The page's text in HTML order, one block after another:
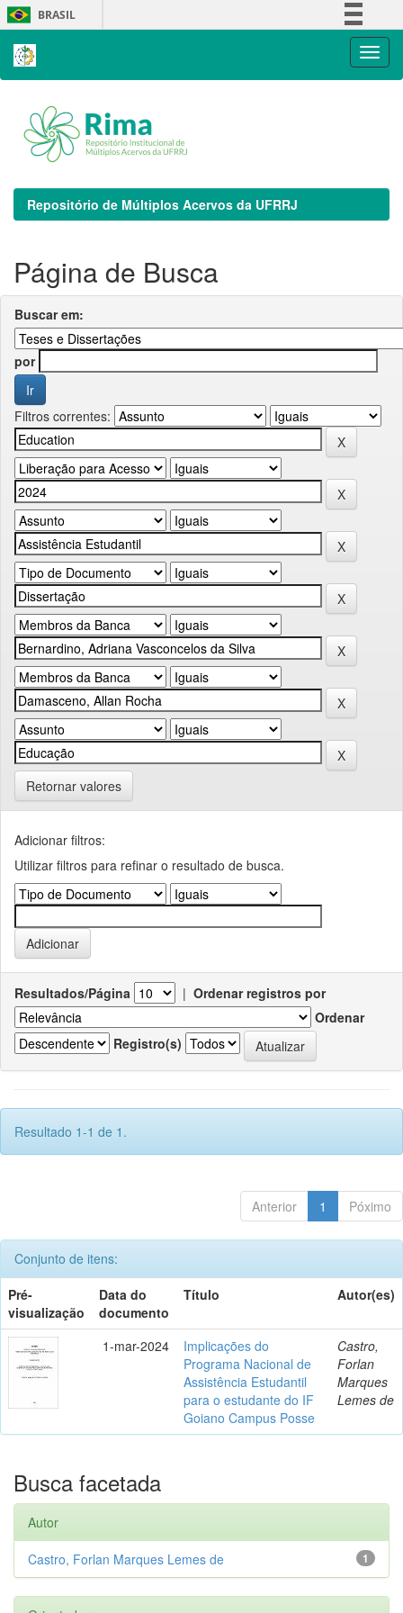
Skip
navigation
BRASIL
Repositório de Múltiplos Acervos da UFRRJ
Página de Busca
Buscar em:
por
Filtros correntes:
Retornar valores
Adicionar filtros:
Utilizar filtros para refinar o resultado de busca.
Resultados/Página | Ordenar registros por
Ordenar
Registro(s)
Resultado 1-1 de 1.
Anterior 1 Póximo
Conjunto de itens:
Pré-
visualização
Data do
documento
Título Autor(es)
1-mar-2024
Implicações do
Programa Nacional de
Assistência Estudantil
para o estudante do IF
Goiano Campus Posse
Castro,
Forlan
Marques
Lemes de
Busca facetada
Autor
1
Castro, Forlan Marques Lemes de